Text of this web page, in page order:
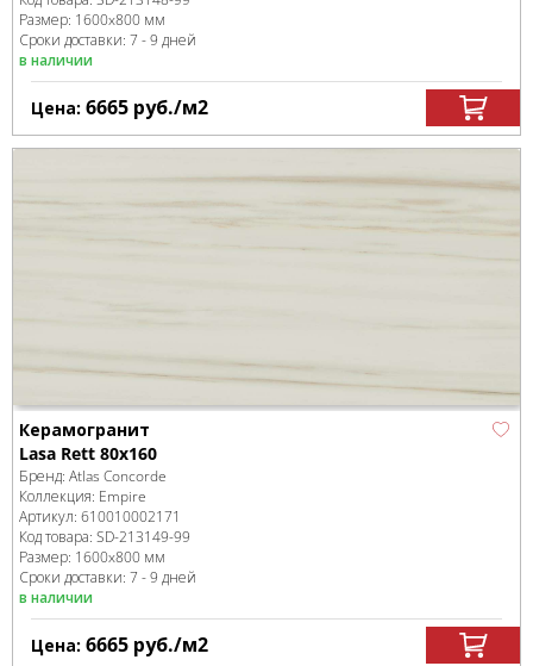
Размер: 1600x800 мм
Сроки доставки: 7 - 9 дней
в наличии
Цена: 6665 руб./м2
Керамогранит
Lasa Rett 80x160
Бренд: Atlas Concorde
Коллекция: Empire
Артикул: 610010002171
Код товара: SD-213149-99
Размер: 1600x800 мм
Сроки доставки: 7 - 9 дней
в наличии
Цена: 6665 руб./м2